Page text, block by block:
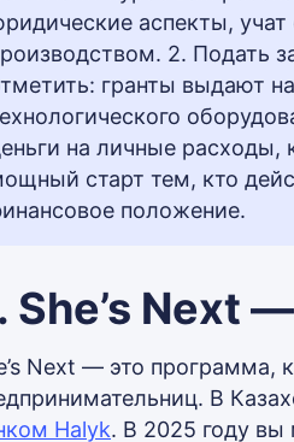
аспекты,
2. Подать
гранты выдают
на личные
старт тем, кто
положение.
She’s Next
Next — это программа,
В
Halyk. В 2025 году вы